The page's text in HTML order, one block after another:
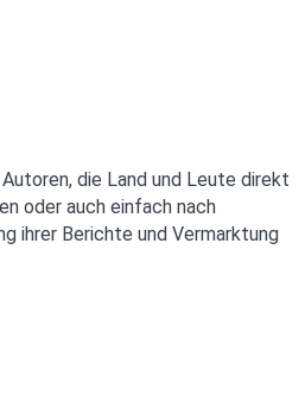
die Land und Leute direkt
oder auch einfach nach
ihrer Berichte und Vermarktung